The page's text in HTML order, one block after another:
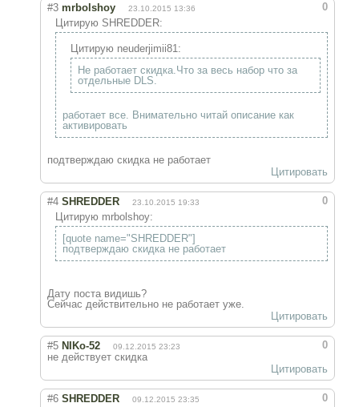
0
#3 mrbolshoy 23.10.2015 13:36
Цитирую SHREDDER:
Цитирую neuderjimii81:
Не работает скидка.Что за весь набор что за
отдельные DLS.
работает все. Внимательно читай описание как
активировать
подтверждаю скидка не работает
Цитировать
0
#4 SHREDDER 23.10.2015 19:33
Цитирую mrbolshoy:
[quote name="SHREDDER"]
подтверждаю скидка не работает
Дату поста видишь?
Сейчас действительно не работает уже.
Цитировать
0
#5 NIKo-52 09.12.2015 23:23
не действует скидка
Цитировать
0
#6 SHREDDER 09.12.2015 23:35